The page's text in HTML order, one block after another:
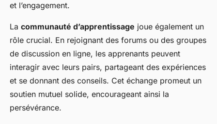
et l’engagement.
La communauté d’apprentissage joue également un
rôle crucial. En rejoignant des forums ou des groupes
de discussion en ligne, les apprenants peuvent
interagir avec leurs pairs, partageant des expériences
et se donnant des conseils. Cet échange promeut un
soutien mutuel solide, encourageant ainsi la
persévérance.